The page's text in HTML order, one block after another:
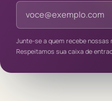
Endereço de e-mail
Junte-se a quem recebe nossas
Respeitamos sua caixa de